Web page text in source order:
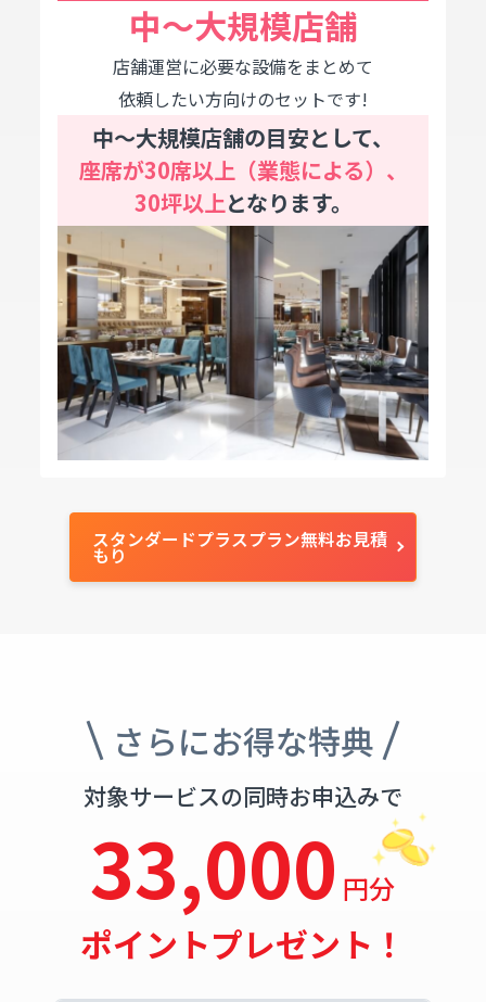
中〜大規模店舗
店舗運営に必要な設備をまとめて
依頼したい方向けのセットです!
中〜大規模店舗の目安として、
座席が30席以上（業態による）、
30坪以上となります。
スタンダードプラスプラン無料お見積
もり
さらにお得な特典
対象サービスの同時お申込みで
33,000 円分
ポイントプレゼント！